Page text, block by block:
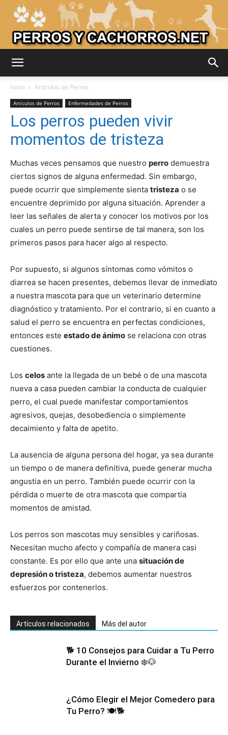
Perros
–
Razas
Perros
Fotos
Cachorros
Inicio Articulos de Perros
Articulos de Perros Enfermedades de Perros
Los perros pueden vivir
momentos de tristeza
Muchas veces pensamos que nuestro perro demuestra
ciertos signos de alguna enfermedad. Sin embargo,
puede ocurrir que simplemente sienta tristeza o se
encuentre deprimido por alguna situación. Aprender a
leer las señales de alerta y conocer los motivos por los
cuales un perro puede sentirse de tal manera, son los
primeros pasos para hacer algo al respecto.
Por supuesto, si algunos síntomas como vómitos o
diarrea se hacen presentes, debemos llevar de inmediato
a nuestra mascota para que un veterinario determine
diagnóstico y tratamiento. Por el contrario, si en cuanto a
salud el perro se encuentra en perfectas condiciones,
entonces este estado de ánimo se relaciona con otras
cuestiones.
Los celos ante la llegada de un bebé o de una mascota
nueva a casa pueden cambiar la conducta de cualquier
perro, el cual puede manifestar comportamientos
agresivos, quejas, desobediencia o simplemente
decaimiento y falta de apetito.
La ausencia de alguna persona del hogar, ya sea durante
un tiempo o de manera definitiva, puede generar mucha
angustia en un perro. También puede ocurrir con la
pérdida o muerte de otra mascota que compartía
momentos de amistad.
Los perros son mascotas muy sensibles y cariñosas.
Necesitan mucho afecto y compañía de manera casi
constante. Es por ello que ante una situación de
depresión o tristeza, debemos aumentar nuestros
esfuerzos por contenerlos.
Artículos relacionados Más del autor
🐕 10 Consejos para Cuidar a Tu Perro
Durante el Invierno ❄️🐶
¿Cómo Elegir el Mejor Comedero para
Tu Perro? 🍽️🐕